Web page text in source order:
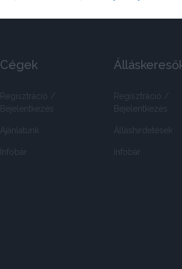
Cégek
Regisztráció /
Bejelentkezés
Ajánlatunk
Infobár
Regisztráció /
Bejelentkezés
Álláshirdetések
Infobár